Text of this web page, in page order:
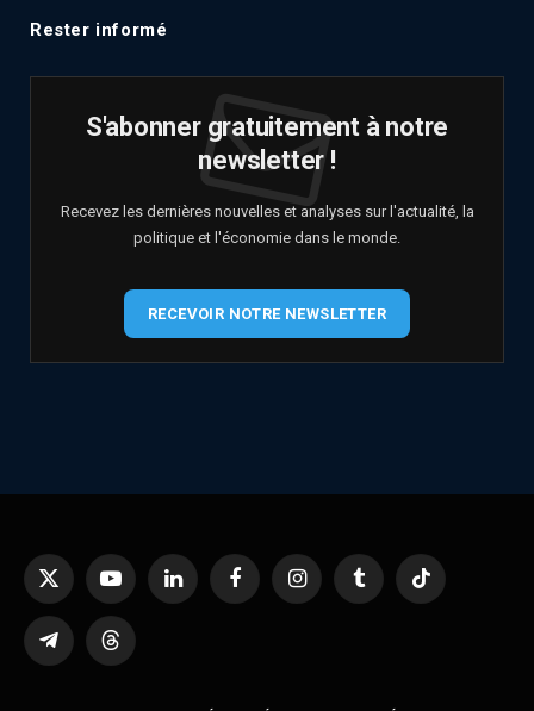
Rester informé
S'abonner gratuitement à notre
newsletter !
Recevez les dernières nouvelles et analyses sur l'actualité, la
politique et l'économie dans le monde.
RECEVOIR NOTRE NEWSLETTER
X
YouTubeLinkedIn FacebookInstagramTumblr TikTok
TelegramThreads